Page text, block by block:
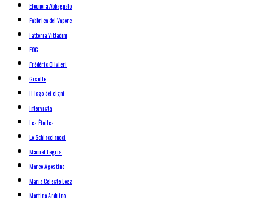
Eleonora Abbagnato
Fabbrica del Vapore
Fattoria Vittadini
FOG
Frédéric Olivieri
Giselle
Il lago dei cigni
Intervista
Les Étoiles
Lo Schiaccianoci
Manuel Legris
Marco Agostino
Maria Celeste Losa
Martina Arduino